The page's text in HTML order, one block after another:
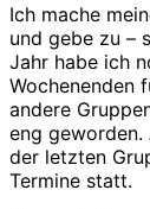
Ich mache
und gebe zu –
Jahr habe ich
Wochenenden
andere
eng geworden.
der letzten
Termine statt.